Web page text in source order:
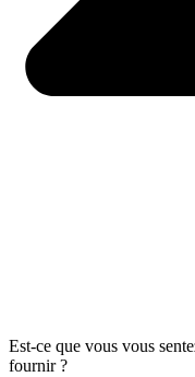
Est-ce que vous vous
fournir ?